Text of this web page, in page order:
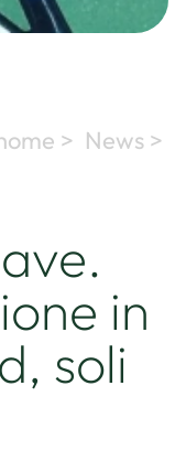
> News >
in
soli